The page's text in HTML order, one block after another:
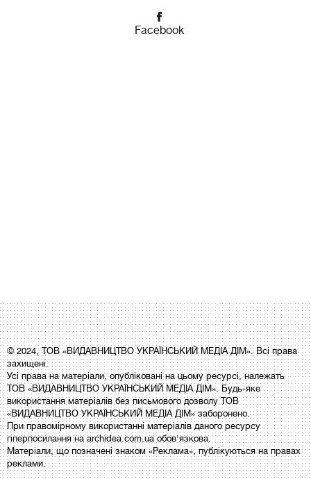
Facebook
© 2024, ТОВ «ВИДАВНИЦТВО УКРАЇНСЬКИЙ МЕДІА ДІМ». Всі права
захищені.
Усі права на матеріали, опубліковані на цьому ресурсі, належать
ТОВ «ВИДАВНИЦТВО УКРАЇНСЬКИЙ МЕДІА ДІМ». Будь-яке
використання матеріалів без письмового дозволу ТОВ
«ВИДАВНИЦТВО УКРАЇНСЬКИЙ МЕДІА ДІМ» заборонено.
При правомірному використанні матеріалів даного ресурсу
гіперпосилання на archidea.com.ua обов'язкова.
Матеріали, що позначені знаком «Реклама», публікуються на правах
реклами.